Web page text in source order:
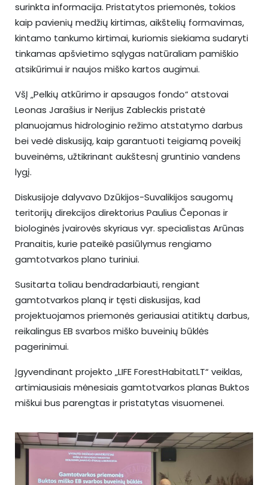
surinkta informacija. Pristatytos priemonės, tokios
kaip pavienių medžių kirtimas, aikštelių formavimas,
kintamo tankumo kirtimai, kuriomis siekiama sudaryti
tinkamas apšvietimo sąlygas natūraliam pamiškio
atsikūrimui ir naujos miško kartos augimui.
VšĮ „Pelkių atkūrimo ir apsaugos fondo“ atstovai
Leonas Jarašius ir Nerijus Zableckis pristatė
planuojamus hidrologinio režimo atstatymo darbus
bei vedė diskusiją, kaip garantuoti teigiamą poveikį
buveinėms, užtikrinant aukštesnį gruntinio vandens
lygį.
Diskusijoje dalyvavo Dzūkijos-Suvalikijos saugomų
teritorijų direkcijos direktorius Paulius Čeponas ir
biologinės įvairovės skyriaus vyr. specialistas Arūnas
Pranaitis, kurie pateikė pasiūlymus rengiamo
gamtotvarkos plano turiniui.
Susitarta toliau bendradarbiauti, rengiant
gamtotvarkos planą ir tęsti diskusijas, kad
projektuojamos priemonės geriausiai atitiktų darbus,
reikalingus EB svarbos miško buveinių būklės
pagerinimui.
Įgyvendinant projekto „LIFE ForestHabitatLT“ veiklas,
artimiausiais mėnesiais gamtotvarkos planas Buktos
miškui bus parengtas ir pristatytas visuomenei.